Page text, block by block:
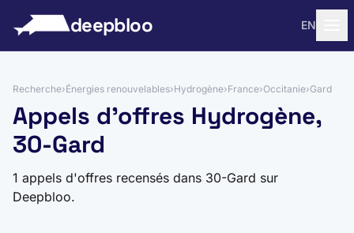
deepbloo EN
Recherche›Énergies renouvelables›Hydrogène›France›Occitanie›Gard
Appels d'offres Hydrogène,
30-Gard
1 appels d'offres recensés dans 30-Gard sur
Deepbloo.